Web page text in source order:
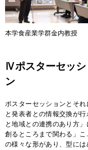
本学食産業学群金内教授
Ⅳポスターセッシ
ン
ポスターセッションとそ
と発表者との情報交換が
と地域との連携のあり方
創るところまで関わる」
の様々な形があり、型に